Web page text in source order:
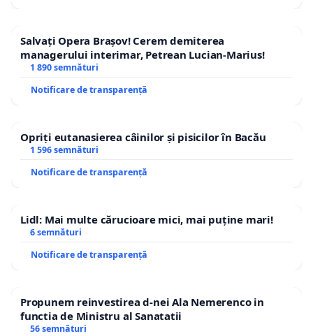
Salvați Opera Brașov! Cerem demiterea
managerului interimar, Petrean Lucian-Marius!
1 890 semnături
Notificare de transparență
Opriți eutanasierea câinilor și pisicilor în Bacău
1 596 semnături
Notificare de transparență
Lidl: Mai multe cărucioare mici, mai puține mari!
6 semnături
Notificare de transparență
Propunem reinvestirea d-nei Ala Nemerenco in
functia de Ministru al Sanatatii
56 semnături